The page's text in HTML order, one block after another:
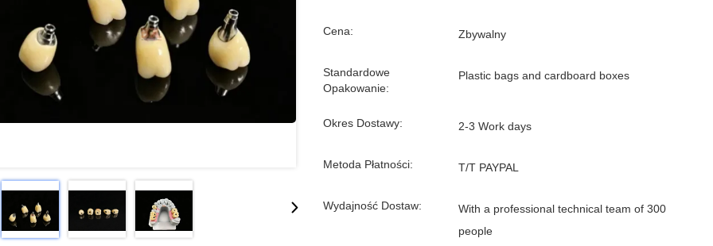
Cena: Zbywalny
Standardowe
Opakowanie:
Plastic bags and cardboard boxes
Okres Dostawy: 2-3 Work days
Metoda Płatności: T/T PAYPAL
Wydajność Dostaw:
With a professional technical team of 300
people